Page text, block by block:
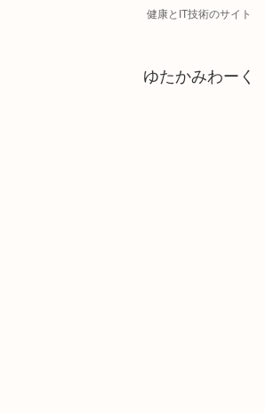
健康とIT技術のサイト
ゆたかみわーく